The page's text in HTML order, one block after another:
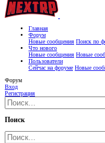
Главная
Форум
Новые сообщения Поиск по
Что нового
Новые сообщения Новые
Пользователи
Сейчас на форуме Новые
Форум
Вход
Регистрация
Поиск